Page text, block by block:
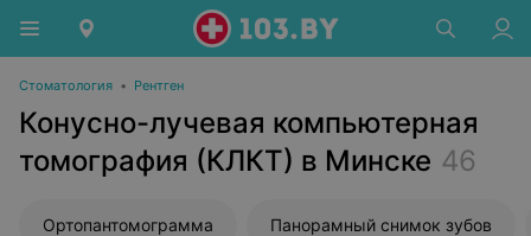
Стоматология • Рентген
Конусно-лучевая компьютерная
томография (КЛКТ) в Минске 46
Ортопантомограмма Панорамный снимок зубов